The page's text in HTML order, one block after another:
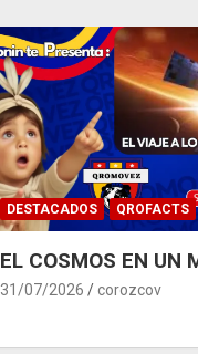
DESTACADOS QROFACTS
EL COSMOS EN UN
31/07/2026 corozcov